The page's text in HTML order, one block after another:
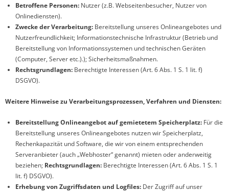
Betroffene Personen: Nutzer (z.B. Webseitenbesucher, Nutzer von
Onlinediensten).
Zwecke der Verarbeitung: Bereitstellung unseres Onlineangebotes und
Nutzerfreundlichkeit; Informationstechnische Infrastruktur (Betrieb und
Bereitstellung von Informationssystemen und technischen Geräten
(Computer, Server etc.).); Sicherheitsmaßnahmen.
Rechtsgrundlagen: Berechtigte Interessen (Art. 6 Abs. 1 S. 1 lit. f)
DSGVO).
Weitere Hinweise zu Verarbeitungsprozessen, Verfahren und Diensten:
Bereitstellung Onlineangebot auf gemietetem Speicherplatz: Für die
Bereitstellung unseres Onlineangebotes nutzen wir Speicherplatz,
Rechenkapazität und Software, die wir von einem entsprechenden
Serveranbieter (auch „Webhoster“ genannt) mieten oder anderweitig
beziehen; Rechtsgrundlagen: Berechtigte Interessen (Art. 6 Abs. 1 S. 1
lit. f) DSGVO).
Erhebung von Zugriffsdaten und Logfiles: Der Zugriff auf unser